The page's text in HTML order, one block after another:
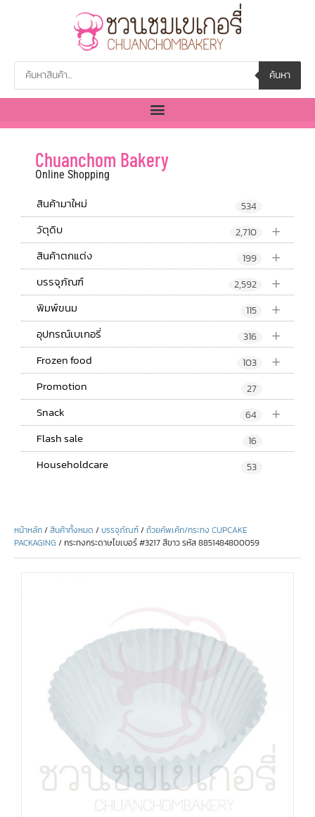
ค้นหา
Chuanchom Bakery
Online Shopping
สินค้ามาใหม่ 534
+
วัตุดิบ 2,710
+
สินค้าตกแต่ง 199
+
บรรจุภัณฑ์ 2,592
+
พิมพ์ขนม 115
+
อุปกรณ์เบเกอรี่ 316
+
Frozen food 103
Promotion 27
+
Snack 64
Flash sale 16
Householdcare 53
หน้าหลัก/สินค้าทั้งหมด /บรรจุภัณฑ์/ถ้วยคัพเค้ก/กระทง CUPCAKE
PACKAGING / กระทงกระดาษไขเบอร์ #3217 สีขาว รหัส 8851484800059